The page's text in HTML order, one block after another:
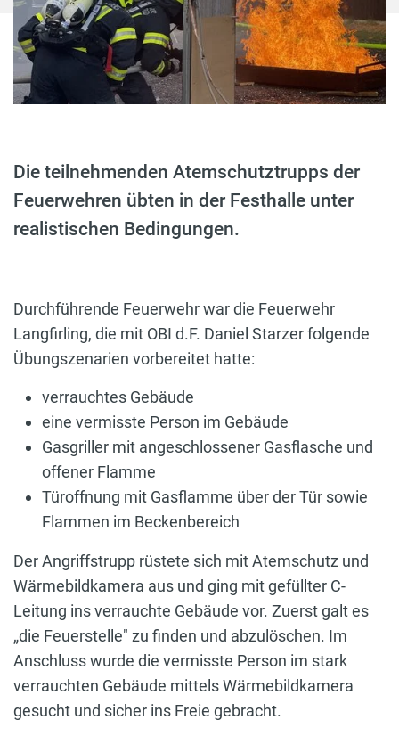
Die teilnehmenden Atemschutztrupps der
Feuerwehren übten in der Festhalle unter
realistischen Bedingungen.
Durchführende Feuerwehr war die Feuerwehr
Langfirling, die mit OBI d.F. Daniel Starzer folgende
Übungszenarien vorbereitet hatte:
verrauchtes Gebäude
eine vermisste Person im Gebäude
Gasgriller mit angeschlossener Gasflasche und
offener Flamme
Türoffnung mit Gasflamme über der Tür sowie
Flammen im Beckenbereich
Der Angriffstrupp rüstete sich mit Atemschutz und
Wärmebildkamera aus und ging mit gefüllter C-
Leitung ins verrauchte Gebäude vor. Zuerst galt es
„die Feuerstelle" zu finden und abzulöschen. Im
Anschluss wurde die vermisste Person im stark
verrauchten Gebäude mittels Wärmebildkamera
gesucht und sicher ins Freie gebracht.